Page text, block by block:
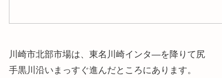
川崎市北部市場は、東名川崎インタ―を降りて尻
手黒川沿いまっすぐ進んだところにあります。